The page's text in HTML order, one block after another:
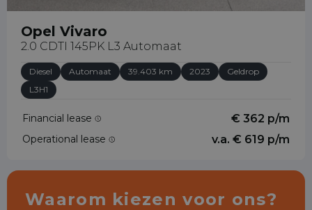
Opel Vivaro
2.0 CDTI 145PK L3 Automaat
Diesel Automaat 39.403 km 2023
Geldrop
L3H1
Financial lease € 362 p/m
Operational lease v.a. € 619 p/m
Waarom kiezen voor ons?